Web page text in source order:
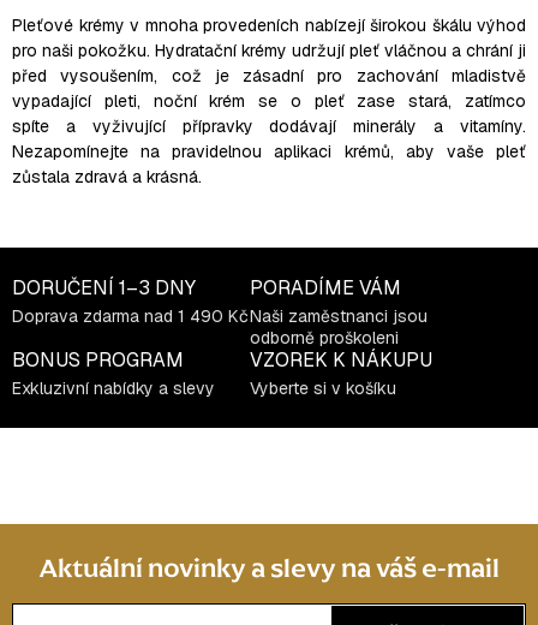
k
y
v
ý
p
i
íPleťové krémy v mnoha provedeních nabízejí širokou škálu výhod
pro naši pokožku. Hydratační krémy udržují pleť vláčnou a chrání ji
před vysoušením, což je zásadní pro zachování mladistvě
vypadající pleti, noční krém se o pleť zase stará, zatímco
spíte a vyživující přípravky dodávají minerály a vitamíny.
Nezapomínejte na pravidelnou aplikaci krémů, aby vaše pleť
zůstala zdravá a krásná.
DORUČENÍ 1–3 DNY
Doprava zdarma nad 1 490 Kč
PORADÍME VÁM
Naši zaměstnanci jsou
odborně proškoleni
BONUS PROGRAM
Exkluzivní nabídky a slevy
VZOREK K NÁKUPU
Vyberte si v košíku
Aktuální novinky a slevy na váš e-mail